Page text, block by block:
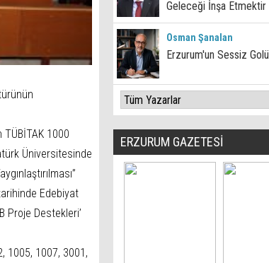
1000
Üniversitesinde
Edebiyat
Proje Destekleri’
1005, 1007, 3001,
Geleceği İnşa Etmektir
Osman Şanalan
Erzurum'un Sessiz Golü
ERZURUM GAZETESİ